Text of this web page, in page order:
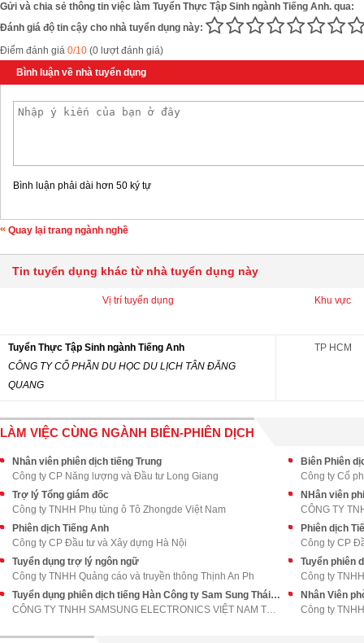
Gửi và chia sẻ thông tin việc làm Tuyển Thực Tập Sinh ngành Tiếng Anh. qua:
Đánh giá độ tin cậy cho nhà tuyển dụng này:
Điểm đánh giá 0/10 (0 lượt đánh giá)
Bình luận về nhà tuyển dụng
Bình luận phải dài hơn 50 ký tự
Quay lại trang ngành nghề
Tin tuyển dụng khác từ nhà tuyển dụng này
Vị trí tuyển dụng Khu vực
Tuyển Thực Tập Sinh ngành Tiếng Anh
CÔNG TY CỔ PHẦN DU HỌC DU LỊCH TÂN ĐĂNG
QUANG
TP HCM
LÀM VIỆC CÙNG NGÀNH BIÊN-PHIÊN DỊCH
Nhân viên phiên dịch tiếng Trung
Công ty CP Năng lượng và Đầu tư Long Giang
Biên Phiên
Công ty Cổ
Trợ lý Tổng giám đốc
Công ty TNHH Phụ tùng ô Tô Zhongde Việt Nam
NHân viên
CÔNG TY
Phiên dịch Tiếng Anh
Công ty CP Đầu tư và Xây dựng Hà Nội
Phiên dịch
Công ty CP
Tuyển dụng trợ lý ngôn ngữ
Công ty TNHH Quảng cáo và truyền thông Thịnh An Ph
Tuyển phiên
Công ty
Tuyển dụng phiên dịch tiếng Hàn Công ty Sam Sung Thái Nguyên
CÔNG TY TNHH SAMSUNG ELECTRONICS VIỆT NAM THÁI NGU
Nhân Viên
Công ty